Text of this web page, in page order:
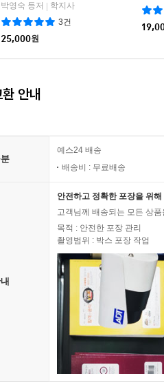
박영숙 등저
학지사
3건
25,000원
안내
예스24 배송
배송비 : 무료배송
안전하고 정확한 포장을 위
고객님께 배송되는 모든 상
목적 : 안전한 포장 관리
촬영범위 : 박스 포장 작업